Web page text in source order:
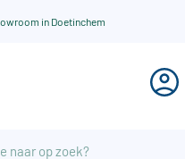
in Doetinchem